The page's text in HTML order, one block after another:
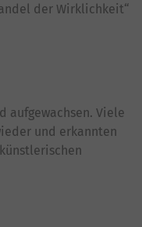
der Wirklichkeit“
aufgewachsen. Viele
und erkannten